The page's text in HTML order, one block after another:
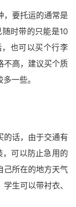
，要托运的通常是
时带的只能是10
也可以买个行李
不高，建议买个质
一些。
的话，由于交通有
可以防止急用的
己所在的地方天气
生可以带衬衣、